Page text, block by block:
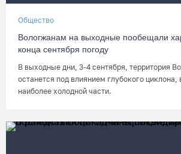
Общество
Вологжанам на выходные пообещали
конца сентября погоду
В выходные дни, 3-4 сентября, территория
останется под влиянием глубокого циклона,
наиболее холодной части.